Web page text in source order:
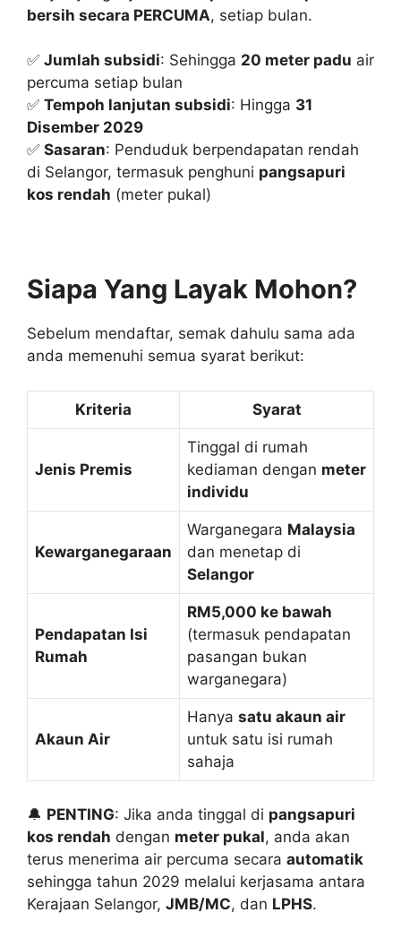
bersih secara PERCUMA, setiap bulan.
✅ Jumlah subsidi: Sehingga 20 meter padu air
percuma setiap bulan
✅ Tempoh lanjutan subsidi: Hingga 31
Disember 2029
✅ Sasaran: Penduduk berpendapatan rendah
di Selangor, termasuk penghuni pangsapuri
kos rendah (meter pukal)
Siapa Yang Layak Mohon?
Sebelum mendaftar, semak dahulu sama ada
anda memenuhi semua syarat berikut:
Kriteria Syarat
Jenis Premis
Tinggal di rumah
kediaman dengan meter
individu
Kewarganegaraan
Warganegara Malaysia
dan menetap di
Selangor
Pendapatan Isi
Rumah
RM5,000 ke bawah
(termasuk pendapatan
pasangan bukan
warganegara)
Akaun Air
Hanya satu akaun air
untuk satu isi rumah
sahaja
🔔 PENTING: Jika anda tinggal di pangsapuri
kos rendah dengan meter pukal, anda akan
terus menerima air percuma secara automatik
sehingga tahun 2029 melalui kerjasama antara
Kerajaan Selangor, JMB/MC, dan LPHS.